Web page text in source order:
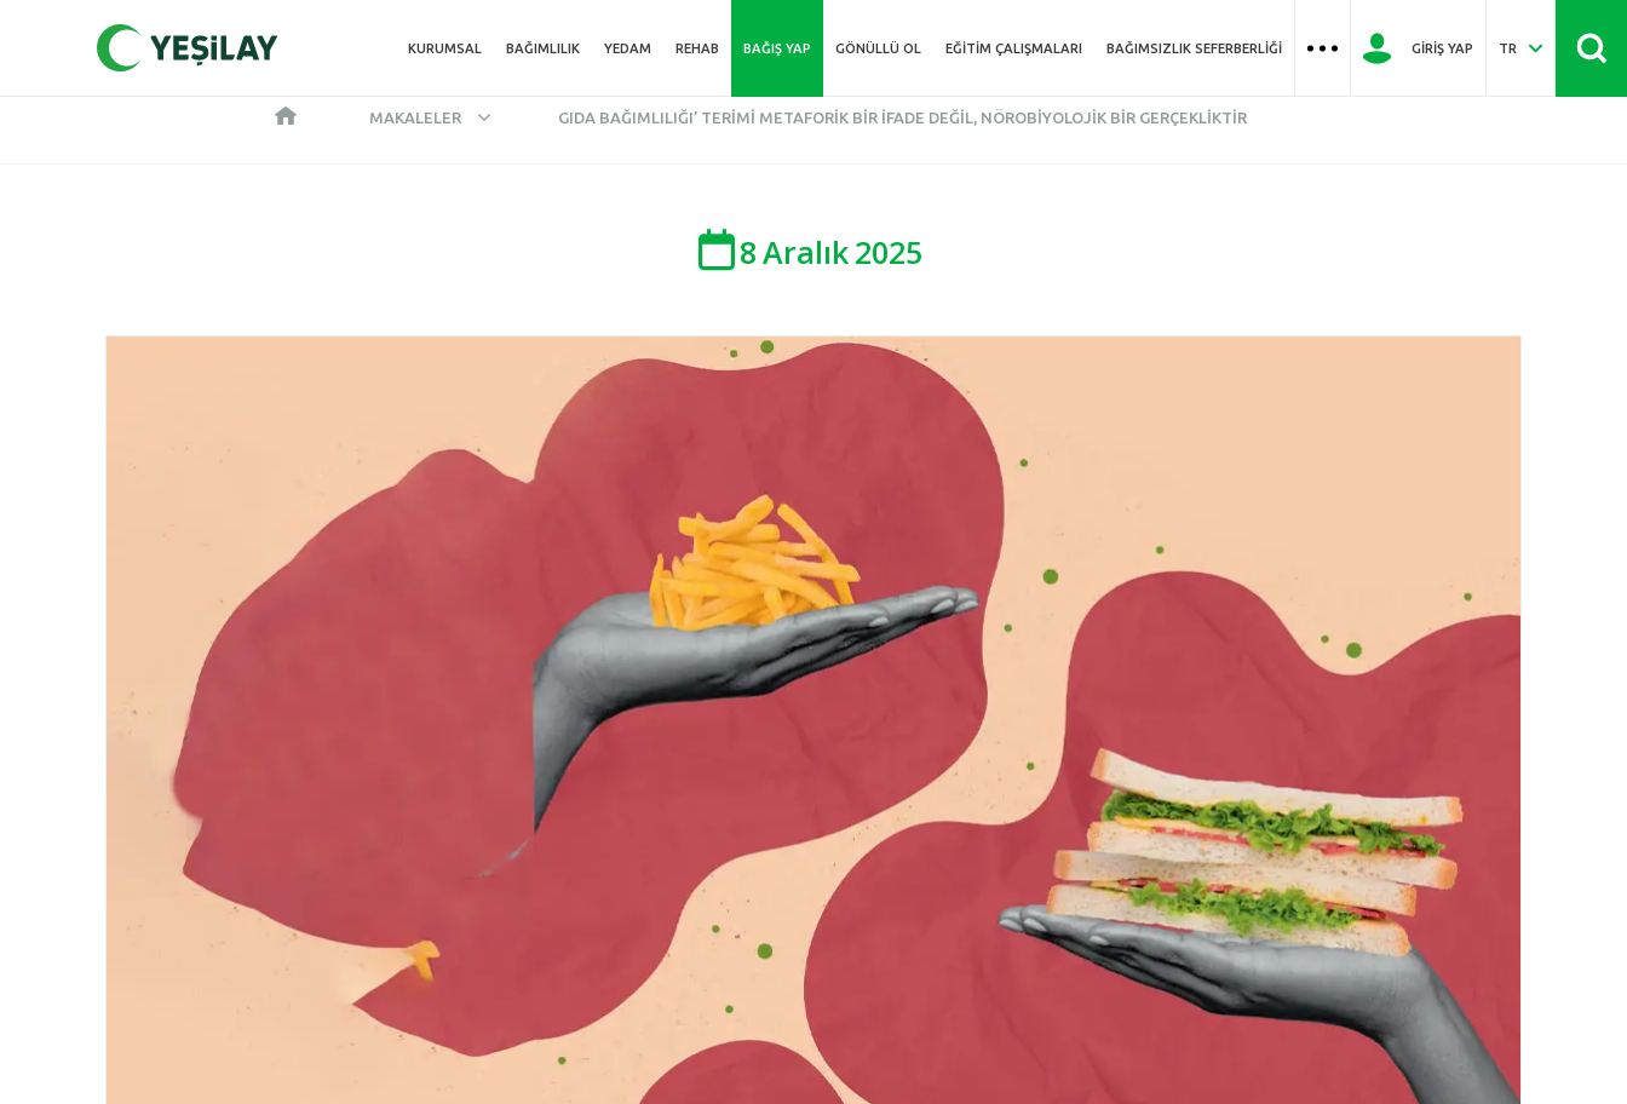
KURUMSAL BAĞIMLILIK YEDAM REHAB BAĞIŞ YAP GÖNÜLLÜ OL EĞITIM ÇALIŞMALARI BAĞIMSIZLIK SEFERBERLIĞI GIRIŞ YAP TR
MAKALELER GIDA BAĞIMLILIĞI’ TERIMI METAFORIK BIR İFADE DEĞIL, NÖROBIYOLOJIK BIR GERÇEKLIKTIR
8Aralık2025